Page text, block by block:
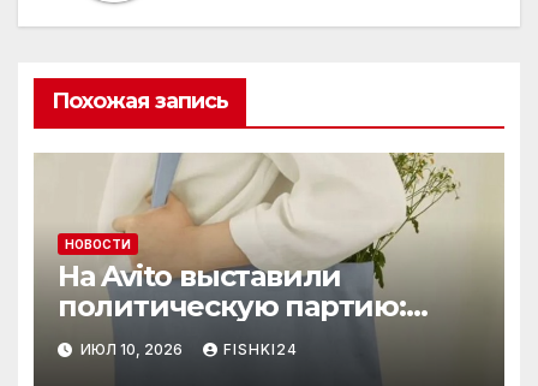
Похожая запись
НОВОСТИ
На Avito выставили
политическую партию:
необычный лот привлёк
внимание
ИЮЛ 10, 2026 FISHKI24